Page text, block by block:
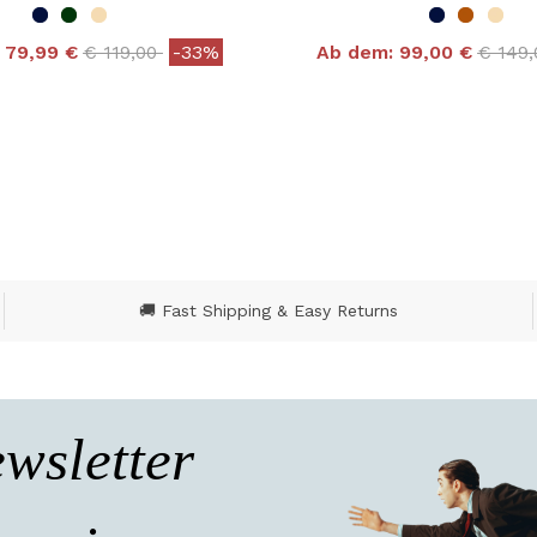
79,99 € Price reduced from
€ 119,00to-33% Ab dem: 99,00 € Price
€
🚚 Fast Shipping & Easy Returns